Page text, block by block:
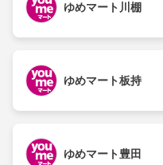
ゆめマート川棚
ゆめマート板持
ゆめマート豊田